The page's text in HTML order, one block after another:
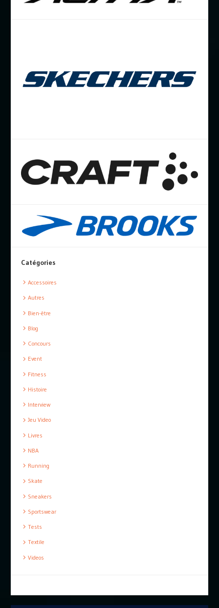
Catégories
Accessoires
Autres
Bien-être
Blog
Concours
Event
Fitness
Histoire
Interview
Jeu Video
Livres
NBA
Running
Skate
Sneakers
Sportswear
Tests
Textile
Videos